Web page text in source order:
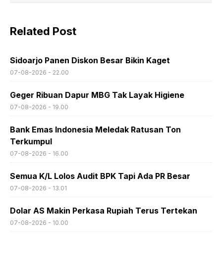
Related Post
Sidoarjo Panen Diskon Besar Bikin Kaget
07-08-2026 - 22.00
Geger Ribuan Dapur MBG Tak Layak Higiene
07-08-2026 - 19.00
Bank Emas Indonesia Meledak Ratusan Ton
Terkumpul
07-08-2026 - 16.00
Semua K/L Lolos Audit BPK Tapi Ada PR Besar
07-08-2026 - 13.01
Dolar AS Makin Perkasa Rupiah Terus Tertekan
07-08-2026 - 10.00